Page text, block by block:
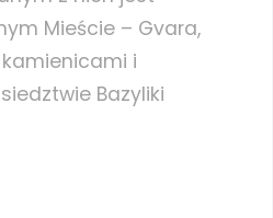
Mieście – Gvara,
i
Bazyliki